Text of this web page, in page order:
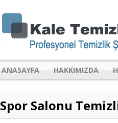
ANASAYFA HAKKIMIZDA
Spor Salonu